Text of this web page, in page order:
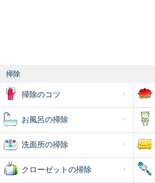
掃除
掃除のコツ
お風呂の掃除
洗面所の掃除
クローゼットの掃除